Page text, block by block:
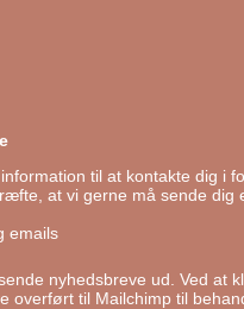
til at kontakte dig i
at vi gerne må sende dig
emails
nyhedsbreve ud. Ved at
overført til Mailchimp til